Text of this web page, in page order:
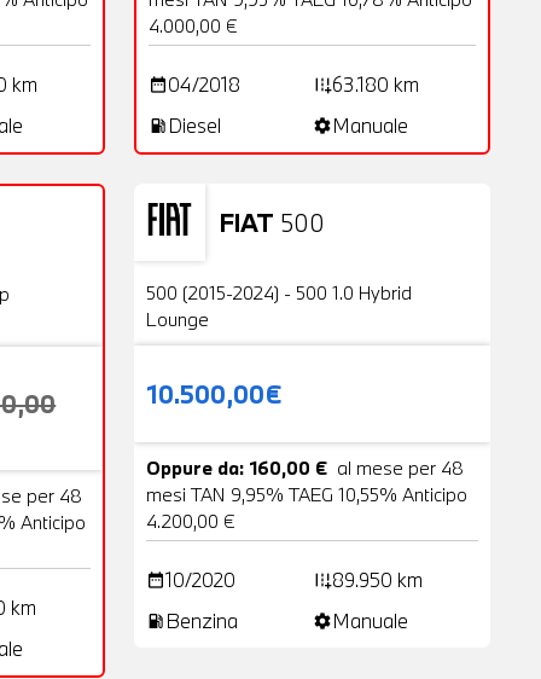
km
4.000,00 €
date_range04/2018 add_road63.180 km
local_gas_station Diesel settingsManuale
per 48
Anticipo
km
FIAT 500
Usato
500 (2015-2024) - 500 1.0 Hybrid
Lounge
10.500,00€
Oppure da: 160,00 € al mese per 48
mesi TAN 9,95% TAEG 10,55% Anticipo
4.200,00 €
date_range10/2020 add_road89.950 km
local_gas_station Benzina settingsManuale